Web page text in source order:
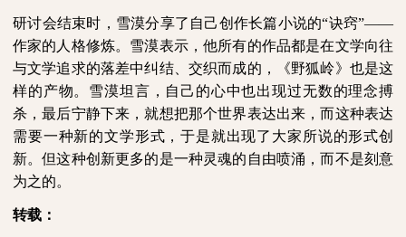
研讨会结束时，雪漠分享了自己创作长篇小说的“诀窍”——
作家的人格修炼。雪漠表示，他所有的作品都是在文学向往
与文学追求的落差中纠结、交织而成的，《野狐岭》也是这
样的产物。雪漠坦言，自己的心中也出现过无数的理念搏
杀，最后宁静下来，就想把那个世界表达出来，而这种表达
需要一种新的文学形式，于是就出现了大家所说的形式创
新。但这种创新更多的是一种灵魂的自由喷涌，而不是刻意
为之的。
转载：